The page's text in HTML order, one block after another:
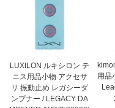
LUXILON ルキシロン テ
ニス用品小物 アクセサ
リ 振動止め レガシーダ
ンプナー / LEGACY DA
用品